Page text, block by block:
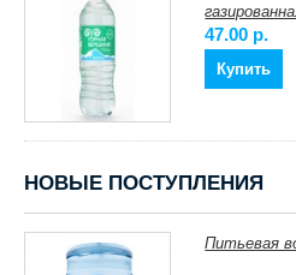
47.00 p.
Купить
НОВЫЕ ПОСТУПЛЕНИЯ
Питьевая